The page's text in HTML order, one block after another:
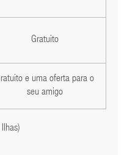
Gratuito
e uma oferta para o
seu amigo